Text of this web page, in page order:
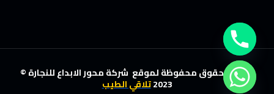
جميع الحقوق محفوظة لموقع شركة محور الابداع للنجارة ©
2023تلاقي الطيب